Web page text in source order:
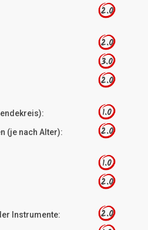
2.0
2.0
3.0
2.0
1.0
(je nach Alter): 2.0
1.0
2.0
Instrumente: 2.0